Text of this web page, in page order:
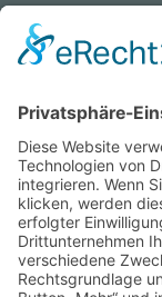
83527 Haag i. OB
Bildung &